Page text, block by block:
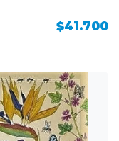
$41.700